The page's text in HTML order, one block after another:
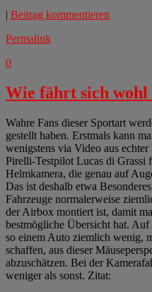
| Beitrag kommentieren
Permalink
0
Wie fährt sich wohl
Wahre Fans dieser Sportart
gestellt haben. Erstmals kann
wenigstens via Video aus
Pirelli-Testpilot Lucas di Grassi
Helmkamera, die genau auf
Das ist deshalb etwa
Fahrzeuge normalerweise
der Airbox montiert ist, damit
bestmögliche Übersicht hat.
so einem Auto ziemlich wenig,
schaffen, aus dieser
abzuschätzen. Bei der
weniger als sonst. Zitat: